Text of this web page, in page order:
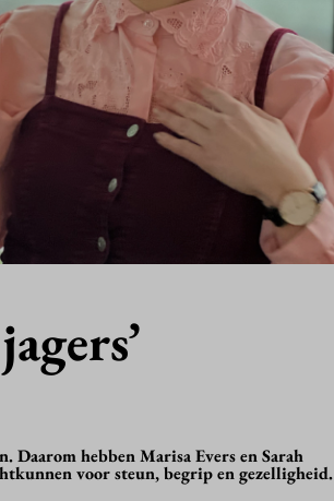
Daarom hebben Marisa Evers en Sarah
voor steun, begrip en gezelligheid.